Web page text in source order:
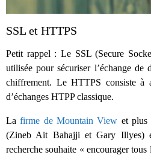
SSL et HTTPS
Petit rappel : Le SSL (Secure
utilisée pour sécuriser l’échange de
chiffrement. Le HTTPS consiste
d’échanges HTPP classique.
Lafirme de Mountain View et plus
(Zineb Ait Bahajji et Gary Illyes)
recherche souhaite « encourager tous